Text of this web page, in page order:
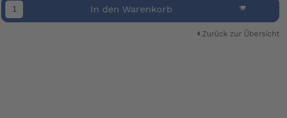
In den Warenkorb
Zurück zur Übersicht